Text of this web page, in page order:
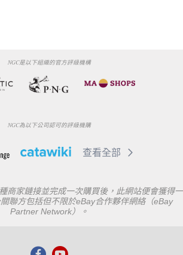
NGC是以下組織的官方評級機構
NGC為以下公司認可的評級機購
查看全部
商家鏈接並完成一次購買後，此網站便會獲得一
聯方包括但不限於eBay合作夥伴網絡（eBay
Partner Network）。